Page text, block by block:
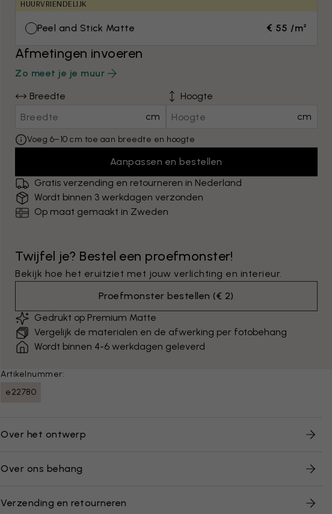
HUURVRIENDELIJK
Peel and Stick Matte € 55 /m²
Afmetingen invoeren
Zo meet je je muur
Breedte
cm
Hoogte
cm
Voeg 6–10 cm toe aan breedte en hoogte
Aanpassen en bestellen
Gratis verzending en retourneren in Nederland
Wordt binnen 3 werkdagen verzonden
Op maat gemaakt in Zweden
Twijfel je? Bestel een proefmonster!
Bekijk hoe het eruitziet met jouw verlichting en interieur.
Proefmonster bestellen (€ 2)
Gedrukt op Premium Matte
Vergelijk de materialen en de afwerking per fotobehang
Wordt binnen 4-6 werkdagen geleverd
Artikelnummer:
e22780
Over het ontwerp
Over ons behang
Verzending en retourneren